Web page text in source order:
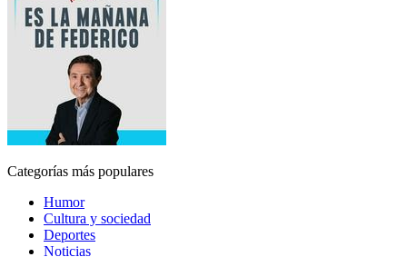
Categorías más populares
Humor
Cultura y sociedad
Deportes
Noticias